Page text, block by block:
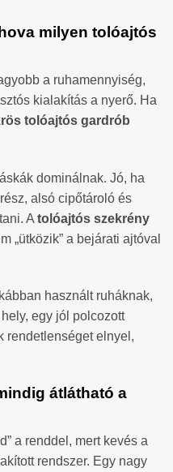
milyen tolóajtós
a ruhamennyiség,
kialakítás a nyerő. Ha
tolóajtós gardrób
dominálnak. Jó, ha
alsó cipőtároló és
A tolóajtós szekrény
„ütközik” a bejárati ajtóval
használt ruháknak,
egy jól polcozott
rendetlenséget elnyel,
átlátható a
a renddel, mert kevés a
rendszer. Egy nagy